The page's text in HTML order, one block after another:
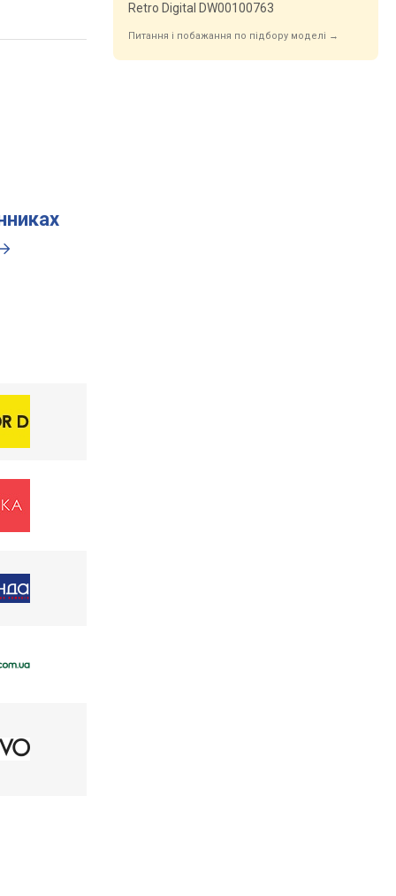
Retro Digital DW00100763
Питання і побажання по підбору моделі →